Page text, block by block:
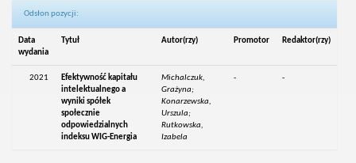
Odsłon pozycji:
Data
wydania
Tytuł Autor(rzy) Promotor Redaktor(rzy)
2021
Efektywność kapitału
intelektualnego a
wyniki spółek
społecznie
odpowiedzialnych
indeksu WIG-Energia
Michalczuk,
Grażyna;
Konarzewska,
Urszula;
Rutkowska,
Izabela
- -